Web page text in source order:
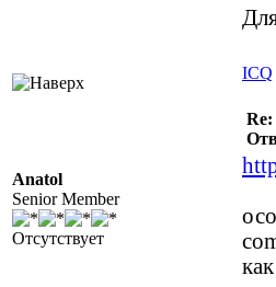
ICQ
Anatol
Senior Member
Отсутствует